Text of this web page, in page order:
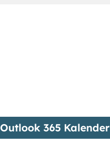
Outlook 365 Kalender